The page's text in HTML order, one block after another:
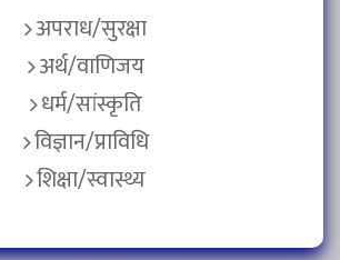
अपराध/सुरक्षा
अर्थ/वाणिजय
धर्म/सांस्कृति
विज्ञान/प्राविधि
शिक्षा/स्वास्थ्य